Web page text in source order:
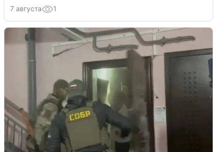
7 августа 1